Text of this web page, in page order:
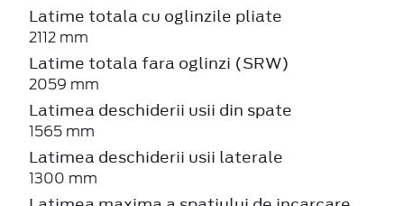
Latime totala cu oglinzile pliate
2112 mm
Latime totala fara oglinzi (SRW)
2059 mm
Latimea deschiderii usii din spate
1565 mm
Latimea deschiderii usii laterale
1300 mm